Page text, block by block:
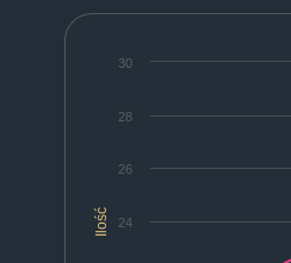
Ilość 24
26
28
30